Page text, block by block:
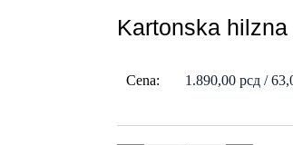
Kartonska
Cena: 1.890,00 рсд /